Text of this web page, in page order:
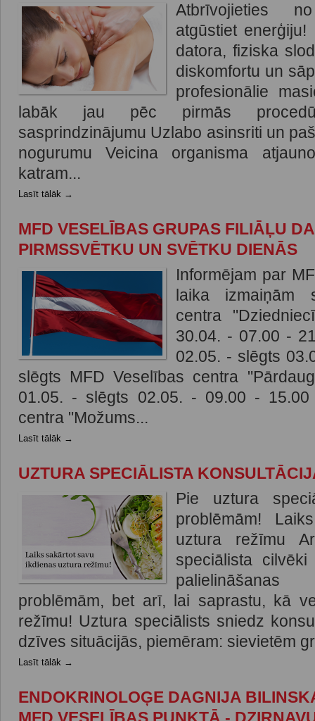
Atbrīvojieties
atgūstiet
datora, fiziska
diskomfortu un
profesionālie
labāk jau pēc pirmās
sasprindzinājumu Uzlabo asinsriti un
nogurumu Veicina organisma
katram...
Lasīt tālāk →
MFD VESELĪBAS GRUPAS FILIĀĻU
PIRMSSVĒTKU UN SVĒTKU DIENĀS
Informējam par
laika izmaiņām
centra
30.04. - 07.00 -
02.05. - slēgts
slēgts MFD Veselības centra
01.05. - slēgts 02.05. - 09.00 -
centra "Možums...
Lasīt tālāk →
UZTURA SPECIĀLISTA
Pie uztura
problēmām!
uztura režīmu
speciālista
problēmām, bet arī, lai saprastu, kā
režīmu! Uztura speciālists sniedz
dzīves situācijās, piemēram: sievietēm
Lasīt tālāk →
ENDOKRINOLOĢE DAGNIJA